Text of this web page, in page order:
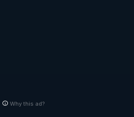
Why this ad?